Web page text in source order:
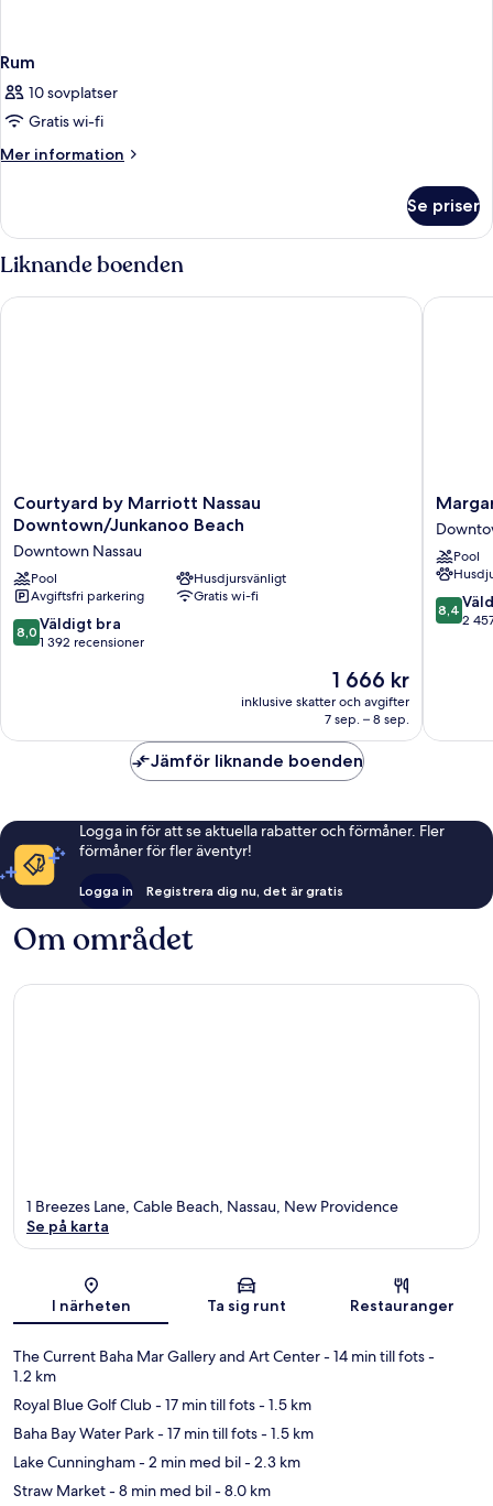
Rum
10 sovplatser
Gratis wi-fi
Mer information
Mer
Se priser
Liknande boenden
Courtyard
by
Nassau
Downtown/Junkanoo
Beach
Downtown
Nassau
Courtyard by Marriott Nassau
Downtown/Junkanoo Beach
Downtown Nassau
Pool
Husdjursvänligt
Avgiftsfri parkering
Gratis wi-fi
8.0
av
8,0 Väldigt bra
1 392 recensioner
Priset
1 666 kr
1 666 kr
inklusive skatter och avgifter
7 sep. – 8 sep.
Courtyard by Marriott Nassau Downtown/Junkanoo Beach
Beach
Resort
-
Nassau
Nassau
Pool
8.4
av
8,4
2
Jämför liknande boenden
Logga in för att se aktuella rabatter och förmåner. Fler
förmåner för fler äventyr!
Logga in Registrera dig nu, det är gratis
Om området
Karta
1 Breezes Lane, Cable Beach, Nassau, New Providence
Se på karta
I närheten Ta sig runt Restauranger
The Current Baha Mar Gallery and Art Center- 14 min till fots-
1.2 km
Royal Blue Golf Club- 17 min till fots- 1.5 km
Baha Bay Water Park- 17 min till fots- 1.5 km
Lake Cunningham- 2 min med bil- 2.3 km
Straw Market- 8 min med bil- 8.0 km